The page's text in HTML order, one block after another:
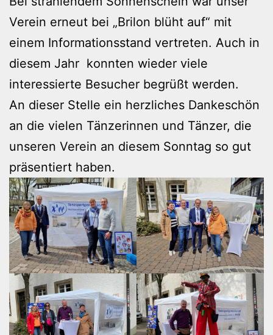
Verein erneut bei „Brilon blüht auf“ mit
einem Informationsstand vertreten. Auch in
diesem Jahr konnten wieder viele
interessierte Besucher begrüßt werden.
An dieser Stelle ein herzliches Dankeschön
an die vielen Tänzerinnen und Tänzer, die
unseren Verein an diesem Sonntag so gut
präsentiert haben.